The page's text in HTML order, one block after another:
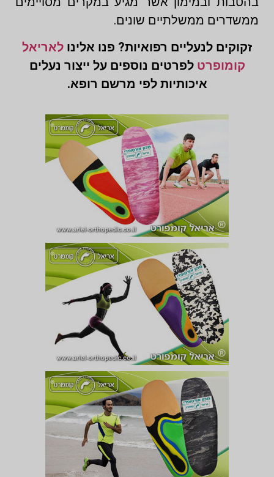
ממשדרים ממשלתיים שונים.
זקוקים לנעליים רפואיות? פנו אלינו לאריאל
קומופרט לפרטים נוספים על ייצור נעלים
איכותיות לפי מרשם רופא.